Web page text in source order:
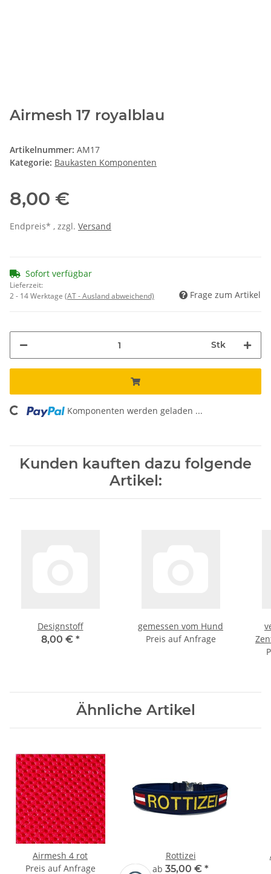
Airmesh 17 royalblau
Artikelnummer: AM17
Kategorie: Baukasten Komponenten
8,00 €
Endpreis* , zzgl. Versand
Sofort verfügbar
Lieferzeit:
2 - 14 Werktage (AT - Ausland abweichend) Frage zum Artikel
Stk
Komponenten werden geladen ...
Kunden kauften dazu folgende
Artikel:
Designstoff
8,00 € *
gemessen vom Hund
Preis auf Anfrage
Ähnliche Artikel
Airmesh 4 rot
Preis auf Anfrage
Rottizei
ab 35,00 € *